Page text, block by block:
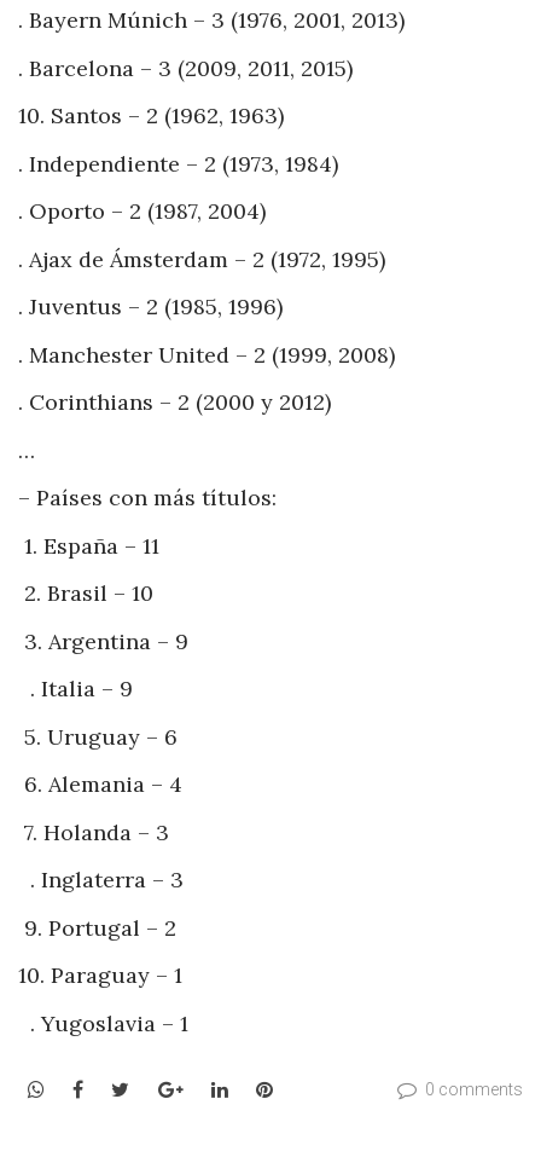
. Bayern Múnich – 3 (1976, 2001, 2013)
. Barcelona – 3 (2009, 2011, 2015)
10. Santos – 2 (1962, 1963)
. Independiente – 2 (1973, 1984)
. Oporto – 2 (1987, 2004)
. Ajax de Ámsterdam – 2 (1972, 1995)
. Juventus – 2 (1985, 1996)
. Manchester United – 2 (1999, 2008)
. Corinthians – 2 (2000 y 2012)
…
– Países con más títulos:
1. España – 11
2. Brasil – 10
3. Argentina – 9
. Italia – 9
5. Uruguay – 6
6. Alemania – 4
7. Holanda – 3
. Inglaterra – 3
9. Portugal – 2
10. Paraguay – 1
. Yugoslavia – 1
WhatsApp
Facebook
TwitterGoogle+LinkedInPinterest 0 comments